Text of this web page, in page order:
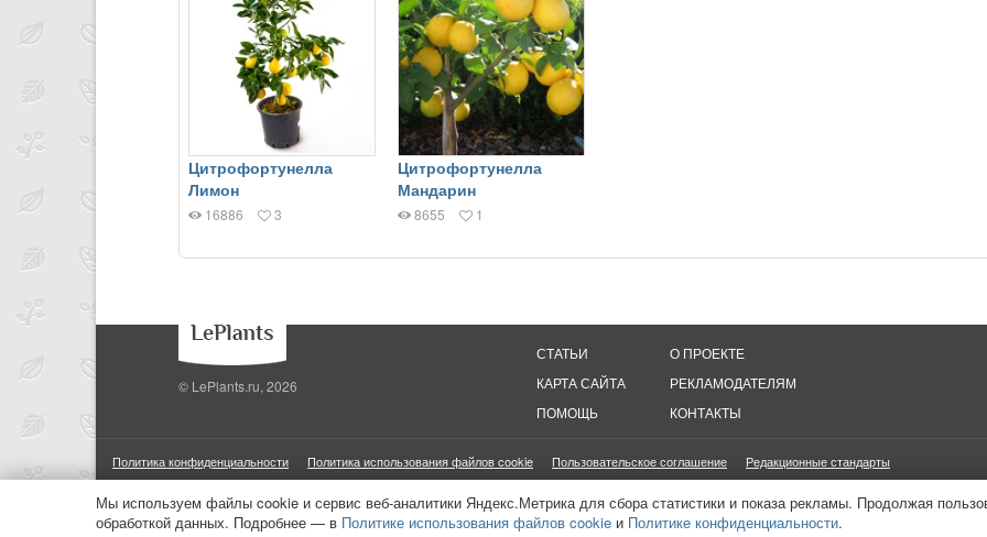
Цитрофортунелла
Лимон
16886 3
Цитрофортунелла
Мандарин
8655 1
© LePlants.ru, 2026
СТАТЬИ
КАРТА САЙТА
ПОМОЩЬ
О ПРОЕКТЕ
РЕКЛАМОДАТЕЛЯМ
КОНТАКТЫ
Политика конфиденциальности Политика использования файлов cookie Пользовательское соглашение
Редакционные стандарты
Мы используем файлы cookie и сервис веб-аналитики Яндекс.Метрика для сбора статистики и показа рекламы. Продолжая
обработкой данных. Подробнее — в Политике использования файлов cookie и Политике конфиденциальности.